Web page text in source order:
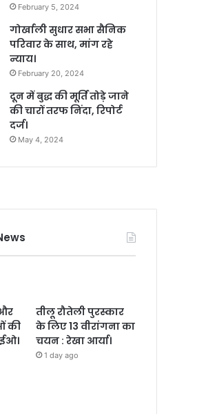
February 5, 2024
गोर्खाली सुधार सभा सैनिक
परिवार के साथ, मांग रहे
न्याय।
February 20, 2024
दून में बुद्ध की मूर्ति तोड़े जाने
की चारों तरफ निंदा, रिपोर्ट
दर्ज।
May 4, 2024
की
तीलू रौतेली पुरस्कार
के लिए 13 वीरांगना का
चयन : रेखा आर्या।
1 day ago